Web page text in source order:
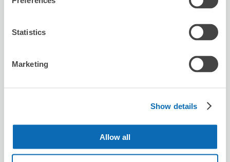
Statistics
Marketing
Show details
Allow all
从Aoto站步行4分钟。